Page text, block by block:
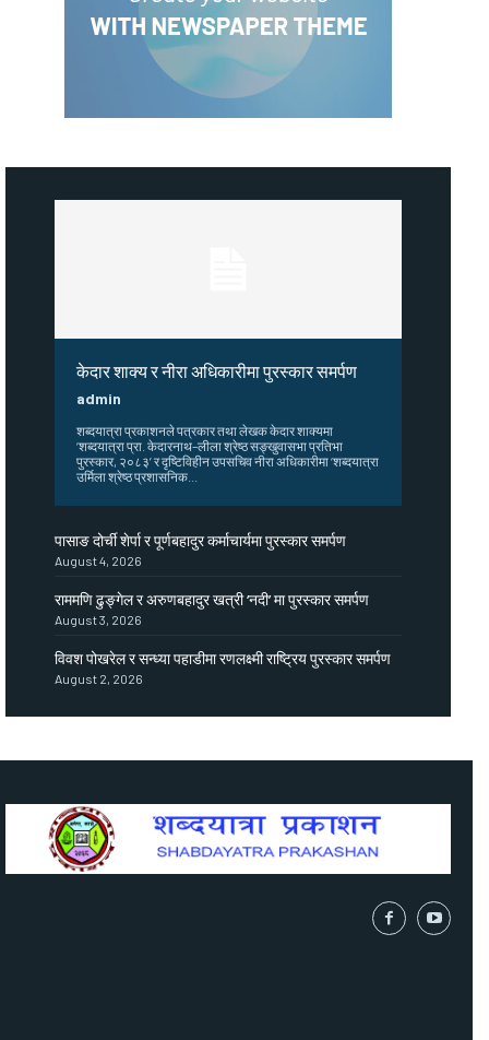
केदार शाक्य र नीरा अधिकारीमा पुरस्कार समर्पण
admin
शब्दयात्रा प्रकाशनले पत्रकार तथा लेखक केदार शाक्यमा
‘शब्दयात्रा प्रा. केदारनाथ–लीला श्रेष्ठ सङ्खुवासभा प्रतिभा
पुरस्कार, २०८३’ र दृष्टिविहीन उपसचिव नीरा अधिकारीमा ‘शब्दयात्रा
उर्मिला श्रेष्ठ प्रशासनिक...
पासाङ दोर्ची शेर्पा र पूर्णबहादुर कर्माचार्यमा पुरस्कार समर्पण
August 4, 2026
राममणि ढुङ्गेल र अरुणबहादुर खत्री ‘नदी’ मा पुरस्कार समर्पण
August 3, 2026
विवश पोखरेल र सन्ध्या पहाडीमा रणलक्ष्मी राष्ट्रिय पुरस्कार समर्पण
August 2, 2026